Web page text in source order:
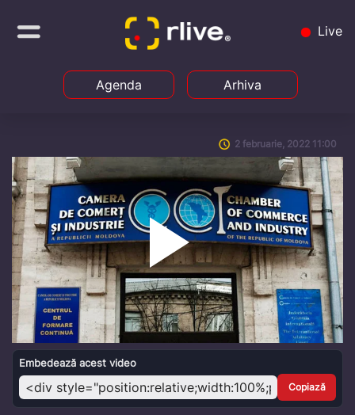
Live
Agenda Arhiva
2 februarie, 2022 11:00
Play
Video
Embedează acest video
Copiază